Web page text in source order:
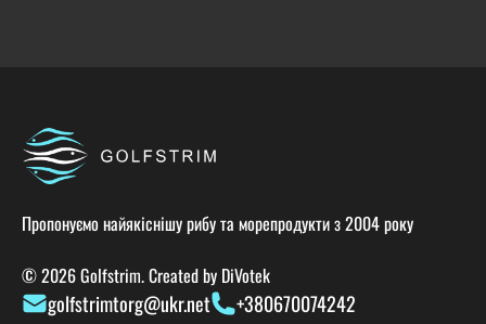
Пропонуємо найякіснішу рибу та морепродукти з 2004 року
© 2026 Golfstrim. Created by DiVotek
golfstrimtorg@ukr.net +380670074242